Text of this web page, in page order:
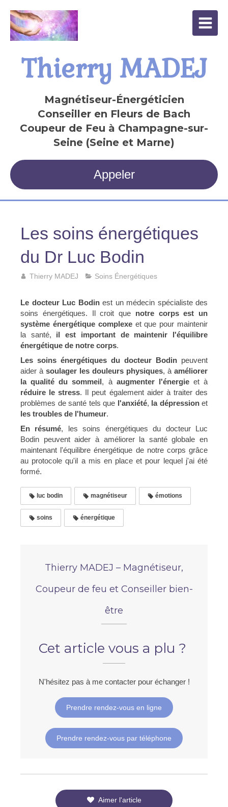
Thierry MADEJ
Magnétiseur-Énergéticien
Conseiller en Fleurs de Bach
Coupeur de Feu à Champagne-sur-
Seine (Seine et Marne)
Appeler
Les soins énergétiques
du Dr Luc Bodin
Thierry MADEJ Soins Énergétiques
Le docteur Luc Bodinest un médecin spécialiste des
soins énergétiques. Il croit que notre corps est un
système énergétique complexeet que pour maintenir
la santé, il est important de maintenir l'équilibre
énergétique de notre corps.
Les soins énergétiques du docteur Bodin peuvent
aider à soulager les douleurs physiques, à améliorer
la qualité du sommeil, à augmenter l'énergieet à
réduire le stress. Il peut également aider à traiter des
problèmes de santé tels que l'anxiété, la dépressionet
les troubles de l'humeur.
En résumé, les soins énergétiques du docteur Luc
Bodin peuvent aider à améliorer la santé globale en
maintenant l'équilibre énergétique de notre corps grâce
au protocole qu'il a mis en place et pour lequel j'ai été
formé.
luc bodin magnétiseur émotions
soins énergétique
Thierry MADEJ – Magnétiseur,
Coupeur de feu et Conseiller bien-
être
Cet article vous a plu ?
N'hésitez pas à me contacter pour échanger !
Prendre rendez-vous en ligne
Prendre rendez-vous par téléphone
Aimer l'article